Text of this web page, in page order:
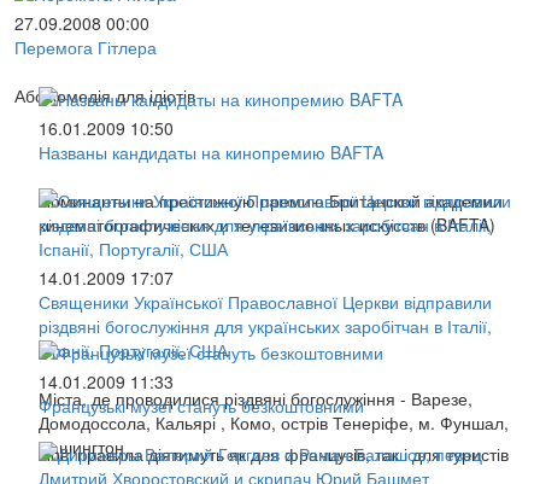
27.09.2008 00:00
Перемога Гітлера
Або комедія для ідіотів
16.01.2009 10:50
Названы кандидаты на кинопремию BAFTA
Номинанты на престижную премию Британской академии
кинематографических и телевизионных искусств (BAFTA)
14.01.2009 17:07
Священики Української Православної Церкви відправили
різдвяні богослужіння для українських заробітчан в Італії,
Іспанії, Португалії, США
Міста, де проводилися різдвяні богослужіння - Варезе,
Домодоссола, Кальярі , Комо, острів Тенеріфе, м. Фуншал,
Вашингтон
14.01.2009 11:33
Французькі музеї стануть безкоштовними
Нові правила діятимуть як для французів, так і для туристів